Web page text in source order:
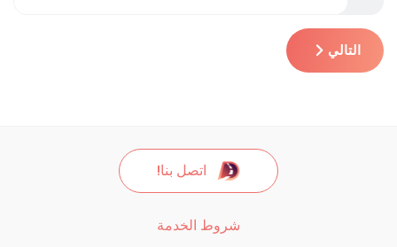
التالي
اتصل بنا!
شروط الخدمة